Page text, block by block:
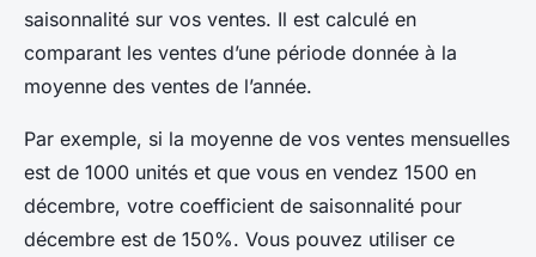
saisonnalité sur vos ventes. Il est calculé en
comparant les ventes d’une période donnée à la
moyenne des ventes de l’année.
Par exemple, si la moyenne de vos ventes mensuelles
est de 1000 unités et que vous en vendez 1500 en
décembre, votre coefficient de saisonnalité pour
décembre est de 150%. Vous pouvez utiliser ce